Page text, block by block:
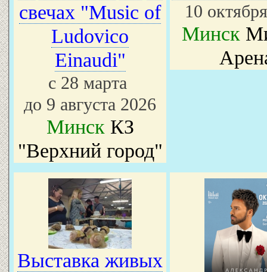
свечах "Music of
Ludovico
Einaudi"
с 28 марта
до 9 августа 2026
Минск КЗ
"Верхний город"
10
Минск
Выставка живых